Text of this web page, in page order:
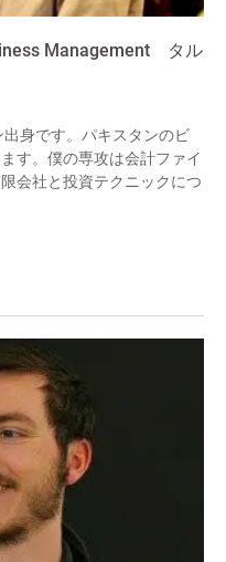
Management タル
身です。パキスタンのビ
す。僕の専攻は会計ファイ
会社と投資テクニックにつ